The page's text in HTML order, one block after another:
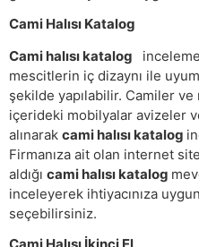
Cami Halısı Katalog
Cami halısı katalog
mescitlerin iç dizaynı ile
şekilde yapılabilir. Camiler ve
içerideki mobilyalar avizeler
alınarak cami halısı katalog
Firmanıza ait olan internet
aldığı cami halısı katalog
inceleyerek ihtiyacınıza
seçebilirsiniz.